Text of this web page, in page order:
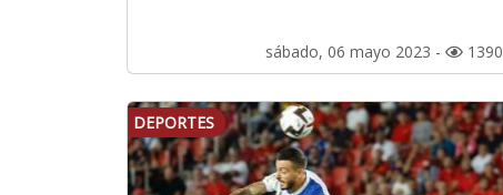
sábado, 06 mayo 2023 - 1390
DEPORTES